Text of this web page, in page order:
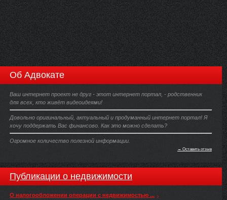
Об Адвокате
Ваш интернет проект не друг - этот интернет портал, - родственник
для всех, кто живёт видеоидеями!
Довольно оригинальный, актуальный и продуманный интернет портал! Я
хочу поддержать Вас финансово. Как это можно сделать?
Огромное количество полезной информации.
→ Оставить отзыв
Публикации о недвижимости
О налогообложении операции с недвижимостью ...